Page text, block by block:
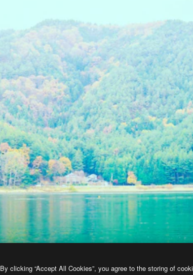
By clicking “Accept All Cookies”, you agree to the storing of